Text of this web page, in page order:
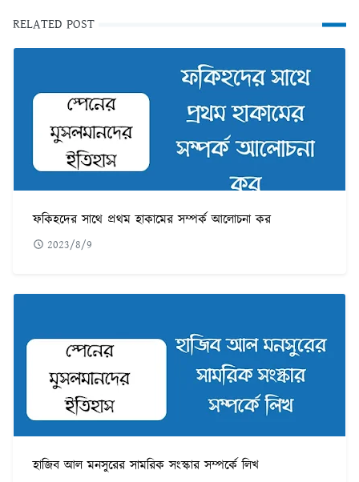
RELATED POST
ফকিহদের সাথে প্রথম হাকামের সম্পর্ক আলোচনা কর
2023/8/9
হাজিব আল মনসুরের সামরিক সংস্কার সম্পর্কে লিখ